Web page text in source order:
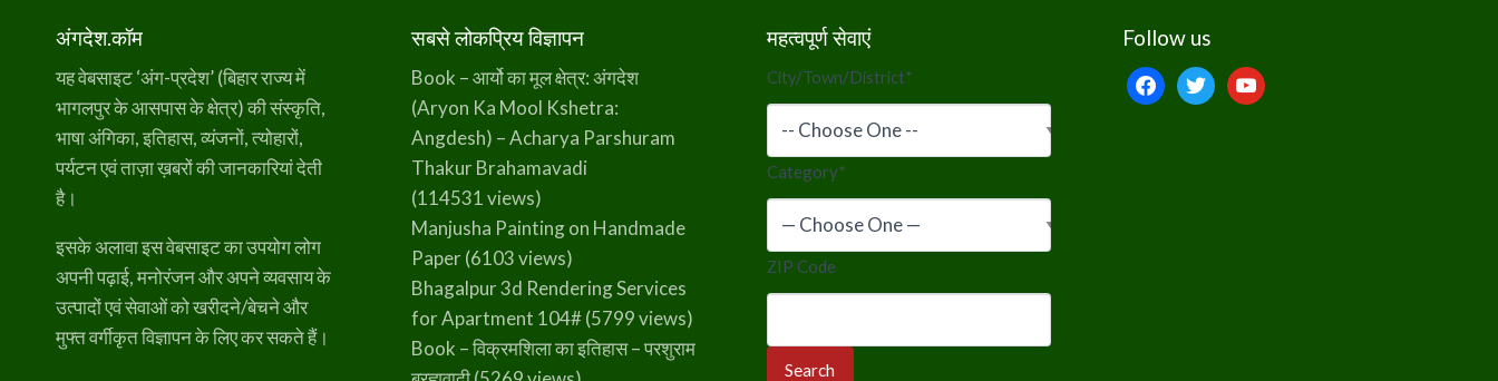
अंगदेश.कॉम
यह वेबसाइट ‘अंग-प्रदेश’ (बिहार राज्य में
भागलपुर के आसपास के क्षेत्र) की संस्कृति,
भाषा अंगिका, इतिहास, व्यंजनों, त्योहारों,
पर्यटन एवं ताज़ा ख़बरों की जानकारियां देती
है।
इसके अलावा इस वेबसाइट का उपयोग लोग
अपनी पढ़ाई, मनोरंजन और अपने व्यवसाय के
उत्पादों एवं सेवाओं को खरीदने/बेचने और
मुफ्त वर्गीकृत विज्ञापन के लिए कर सकते हैं।
सबसे लोकप्रिय विज्ञापन
Book – आर्यो का मूल क्षेत्र: अंगदेश
(Aryon Ka Mool Kshetra:
Angdesh) – Acharya Parshuram
Thakur Brahamavadi
(114531 views)
Manjusha Painting on Handmade
Paper(6103 views)
Bhagalpur 3d Rendering Services
for Apartment 104#(5799 views)
Book – विक्रमशिला का इतिहास – परशुराम
महत्वपूर्ण सेवाएं
City/Town/District*
Category*
ZIP Code
Follow us
facebooktwitteryoutube